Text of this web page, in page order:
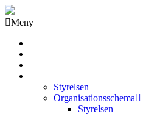
Meny
Styrelsen
Organisationsschema
Styrelsen